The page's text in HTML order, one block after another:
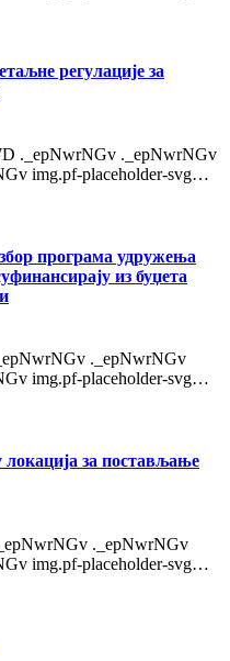
регулације за
._epNwrNGv ._epNwrNGv
img.pf-placeholder-svg…
програма удружења
из буџета
._epNwrNGv
img.pf-placeholder-svg…
локација за постављање
._epNwrNGv
img.pf-placeholder-svg…